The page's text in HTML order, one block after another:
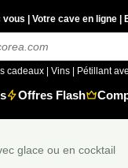
vous | Votre cave en ligne
cadeaux| Vins| Pétillant
Offres Flash
glace ou en cocktail